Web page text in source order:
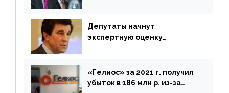
Депутаты начнут
экспертную оценку
«Гелиос» за 2021 г. получил
убыток в 186 млн р. из-за